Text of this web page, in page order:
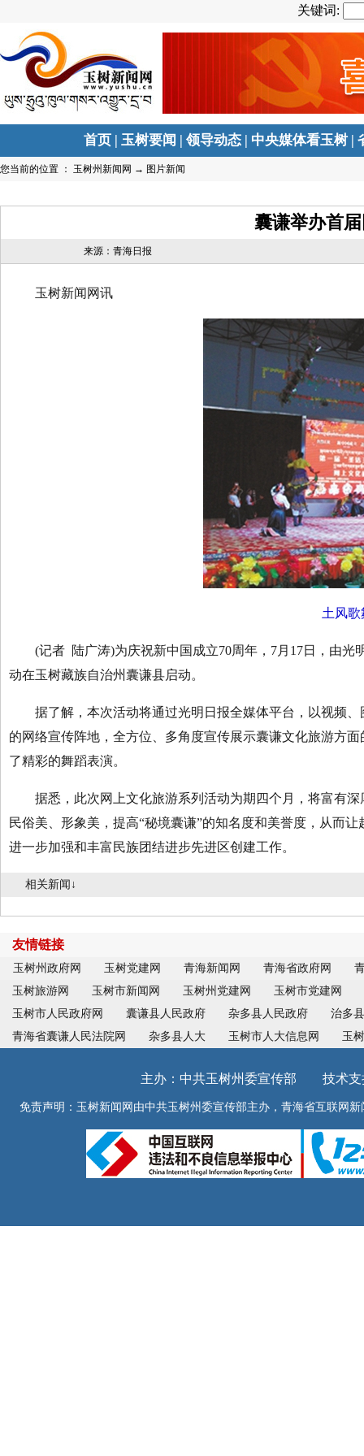
关键词:
首页 |玉树要闻 |领导动态 | 中央媒体看玉树 |
您当前的位置 ： 玉树州新闻网 → 图片新闻
囊谦举办首
来源：青海日报
玉树新闻网讯
土风歌舞
(记者 陆广涛)为庆祝新中国成立70周年，7月17日，由光
动在玉树藏族自治州囊谦县启动。
据了解，本次活动将通过光明日报全媒体平台，以视频、
的网络宣传阵地，全方位、多角度宣传展示囊谦文化旅游方
了精彩的舞蹈表演。
据悉，此次网上文化旅游系列活动为期四个月，将富有深
民俗美、形象美，提高“秘境囊谦”的知名度和美誉度，从而
进一步加强和丰富民族团结进步先进区创建工作。
相关新闻↓
友情链接
玉树州政府网 玉树党建网 青海新闻网 青海省政府网
玉树旅游网
玉树市新闻网 玉树州党建网
玉树市党建网
玉树市人民政府网
囊谦县人民政府 杂多县人民政府
治多
青海省囊谦人民法院网
杂多县人大 玉树市人大信息网 玉
主办：中共玉树州委宣传部 技术支
免责声明：玉树新闻网由中共玉树州委宣传部主办，青海省互联网